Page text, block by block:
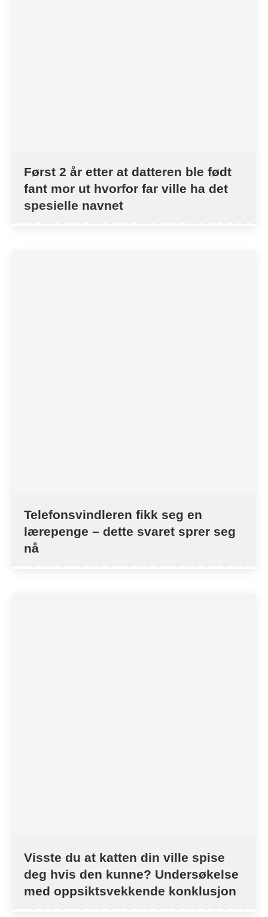
Først 2 år etter at datteren ble født
fant mor ut hvorfor far ville ha det
spesielle navnet
Telefonsvindleren fikk seg en
lærepenge – dette svaret sprer seg
nå
Visste du at katten din ville spise
deg hvis den kunne? Undersøkelse
med oppsiktsvekkende konklusjon